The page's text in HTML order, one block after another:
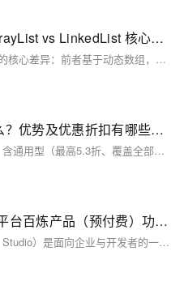
【Java基础】集合框架： ArrayList vs LinkedList 核心区别、扩容机制（附《思维导图》+《面试高频考点清单》）
本文深入解析ArrayList与LinkedList的核心差异：前者基于动态数组，支持O(1)随机访问、尾部增删高效，但中间/头部操作需移动元素；后者基于双向链表，头部/尾部增删为O(1)，但随机访问O(n)且内存开销大4–5倍。重点剖析ArrayList的1.5倍扩容机制及CPU缓存优势，澄清“LinkedList更适合队列”等常见误区。
阿里云AI模型节省计划是什么？优势及优惠折扣有哪些？购买及使用指引
阿里云百炼推出AI大模型节省计划，含通用型（最高5.3折、覆盖全部直供模型）、专用型（图像/语音/向量等）及资源包三类方案，支持多地域、自动抵扣，助力企业降本增效。阿里云百炼AI大模型官网：https://t.aliyun.com/U/fPVHqY
【新版】阿里云 大模型服务平台百炼产品（预付费）功能介绍及配置价格表
阿里云大模型服务平台百炼（Model Studio）是面向企业与开发者的一站式大模型服务平台，提供从模型调用、微调、部署到应用构建的全链路AI能力。**预付费**作为其核心计费模式之一，主打**稳定算力、成本可控、专属保障、长期折扣**，专为有明确AI用量规划、追求服务稳定性与成本优化的企业及团队设计。